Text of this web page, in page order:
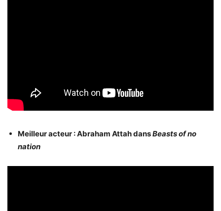
Meilleur acteur : Abraham Attah dansBeasts of no
nation